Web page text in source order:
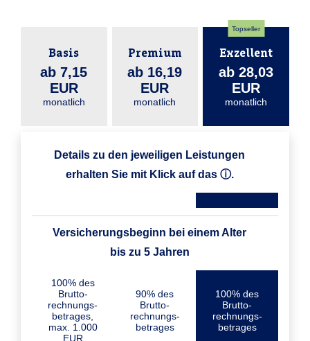
Basis
ab 7,15
EUR
monatlich
Premium
ab 16,19
EUR
monatlich
Topseller
Exzellent
ab 28,03
EUR
monatlich
Details zu den jeweiligen Leistungen
erhalten Sie mit Klick auf das ⓘ.
Versicherungsbeginn bei einem Alter
bis zu 5 Jahren
100% des
Brutto­
rechnungs­
betrages,
max. 1.000
EUR
90% des
Brutto­
rechnungs­
betrages
100% des
Brutto­
rechnungs­
betrages